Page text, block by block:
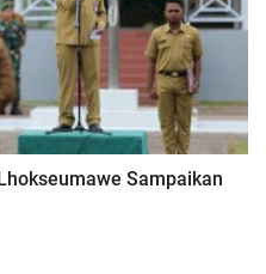
Sampaikan